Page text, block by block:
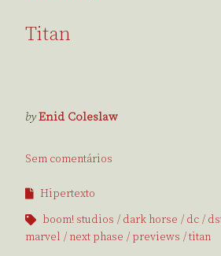
Titan
byEnid Coleslaw
Sem comentários
Hipertexto
boom! studios
dark horse dc
marvel
next phase previews titan